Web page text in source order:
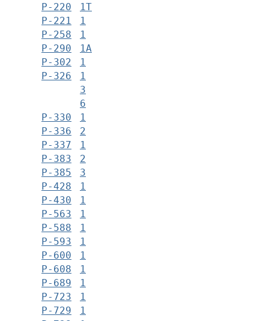
Р-220
1Т
Р-221
1
Р-258
1
Р-290
1А
Р-302
1
Р-326
1
3
6
Р-330
1
Р-336
2
Р-337
1
Р-383
2
Р-385
3
Р-428
1
Р-430
1
Р-563
1
Р-588
1
Р-593
1
Р-600
1
Р-608
1
Р-689
1
Р-723
1
Р-729
1